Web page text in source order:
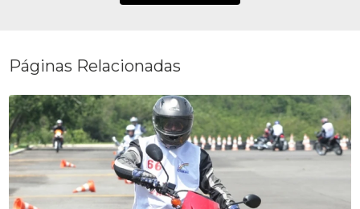
Páginas Relacionadas